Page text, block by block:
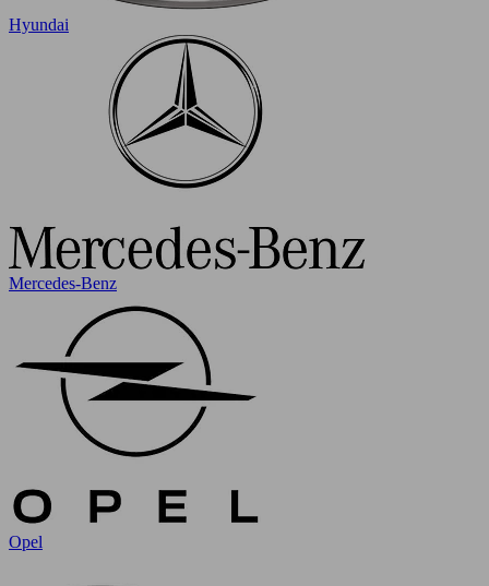
Hyundai
Mercedes-Benz
Opel